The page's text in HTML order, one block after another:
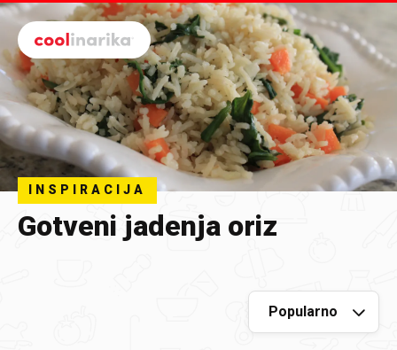
Preskoči na glavni sadržaj
INSPIRACIJA
Gotveni jadenja oriz